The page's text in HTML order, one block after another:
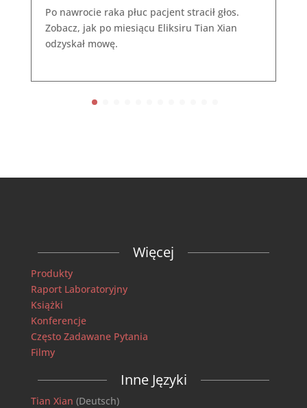
Po nawrocie raka płuc pacjent stracił głos.
Zobacz, jak po miesiącu Eliksiru Tian Xian
odzyskał mowę.
Więcej
Produkty
Raport Laboratoryjny
Książki
Konferencje
Często Zadawane Pytania
Filmy
Inne Języki
Tian Xian (Deutsch)